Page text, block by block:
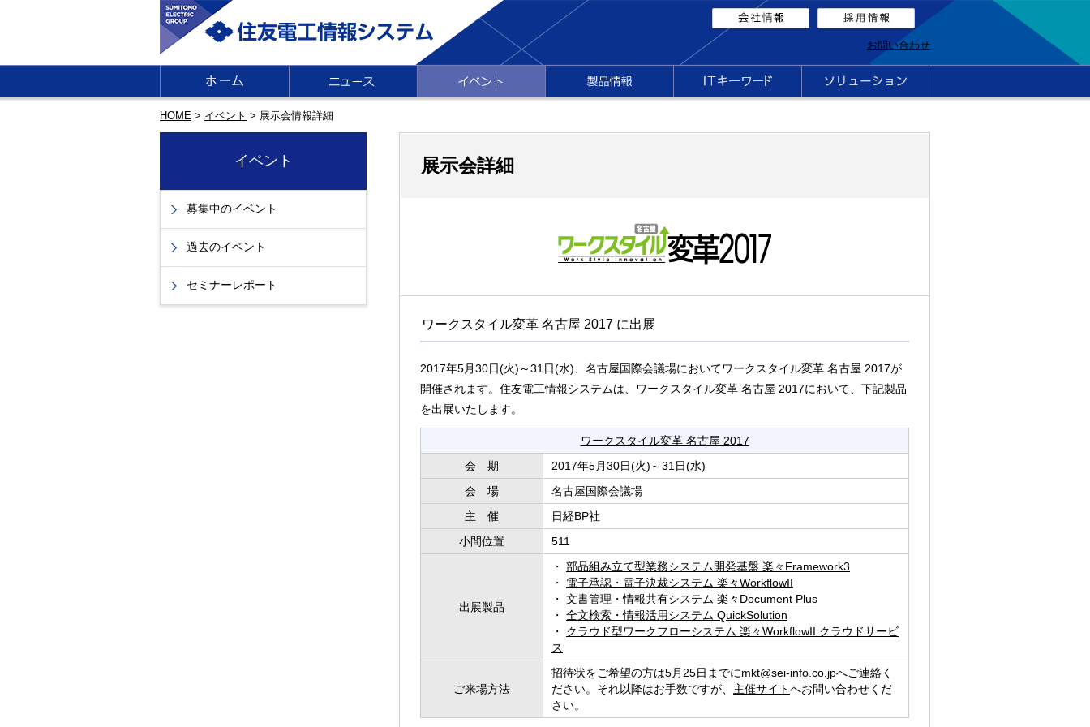
お問い合わせ
HOME > イベント > 展示会情報詳細
展示会詳細
ワークスタイル変革 名古屋 2017 に出展
2017年5月30日(火)～31日(水)、名古屋国際会議場においてワークスタイル変革 名古屋 2017が
開催されます。住友電工情報システムは、ワークスタイル変革 名古屋 2017において、下記製品
を出展いたします。
ワークスタイル変革 名古屋 2017
会期
2017年5月30日(火)～31日(水)
会場
名古屋国際会議場
主催
日経BP社
小間位置
511
出展製品
・ 部品組み立て型業務システム開発基盤 楽々Framework3
・ 電子承認・電子決裁システム 楽々WorkflowII
・ 文書管理・情報共有システム 楽々Document Plus
・ 全文検索・情報活用システム QuickSolution
・ クラウド型ワークフローシステム 楽々WorkflowII クラウドサービ
ス
ご来場方法
招待状をご希望の方は5月25日までにmkt@sei-info.co.jpへご連絡く
ださい。それ以降はお手数ですが、 主催サイトへお問い合わせくだ
さい。
イベント
募集中のイベント
過去のイベント
セミナーレポート